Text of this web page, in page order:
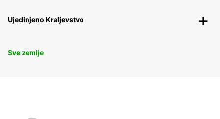
Ujedinjeno Kraljevstvo
Sve zemlje